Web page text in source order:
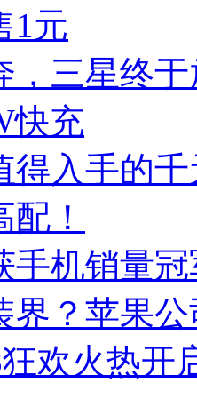
1元
，三星终于
快充
得入手的
！
手机销量
界？苹果
欢火热开